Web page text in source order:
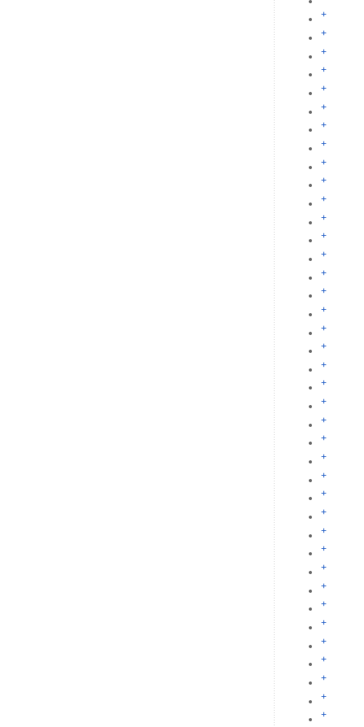
+
+
+
+
+
+
+
+
+
+
+
+
+
+
+
+
+
+
+
+
+
+
+
+
+
+
+
+
+
+
+
+
+
+
+
+
+
+
+